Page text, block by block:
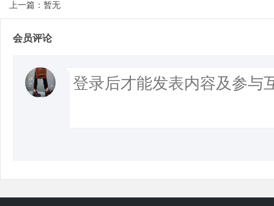
上一篇：暂无
会员评论